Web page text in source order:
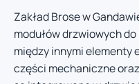
Zakład Brose w
modułów drzwiowych
między innymi
części mechaniczne